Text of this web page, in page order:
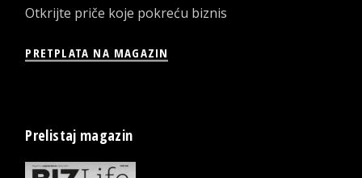
Otkrijte priče koje pokreću biznis
PRETPLATA NA MAGAZIN
Prelistaj magazin